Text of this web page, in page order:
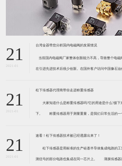
21
2021-01
台湾金器带您分析国内电磁阀的发展情况
当前国内电磁阀厂家整体创新能力不高，导致整个电
在引进先进技术后很少创新。在国外客户访问中国像石
21
2021-01
松下传感器代理商带你走进称重传感器
大家知道什么是称重传感器吗?它的用途是什么?接下
下。 称重传感器用于测量重量，是我们日常生活的一
带有应变片的弹性体组成。弹性体通常由钢
21
2021-01
速看！松下传感器技术被已经透露出来了！
松下传感器是用标准的生产硅基半导体集成电路的工
测信号的部分电路也集成在同一芯片上。 薄膜传感器